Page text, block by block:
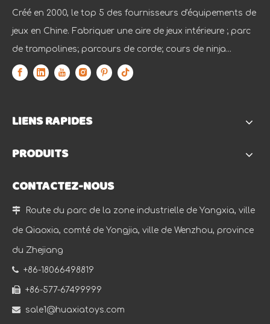
Créé en 2000, le top 5 des fournisseurs d'équipements de
jeux en Chine. Fabriquer une aire de jeux intérieure ; parc
de trampolines; parcours de corde; cours de ninja...
LIENS RAPIDES
PRODUITS
CONTACTEZ-NOUS
 Route du parc de la zone industrielle de Yangxia, ville
de Qiaoxia, comté de Yongjia, ville de Wenzhou, province
du Zhejiang
 +86-18066498819
 +86-577-67499999
 sale1@huaxiatoys.com